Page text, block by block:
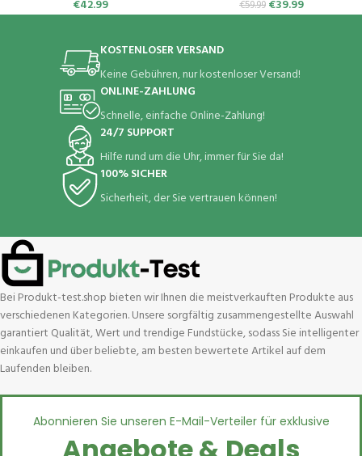
Fitness Tracker iOS Android
€42.99
iOS Android (Schwarz Gold)
€59.99 €39.99
KOSTENLOSER VERSAND
Keine Gebühren, nur kostenloser Versand!
ONLINE-ZAHLUNG
Schnelle, einfache Online-Zahlung!
24/7 SUPPORT
Hilfe rund um die Uhr, immer für Sie da!
100% SICHER
Sicherheit, der Sie vertrauen können!
Bei Produkt-test.shop bieten wir Ihnen die meistverkauften Produkte aus
verschiedenen Kategorien. Unsere sorgfältig zusammengestellte Auswahl
garantiert Qualität, Wert und trendige Fundstücke, sodass Sie intelligenter
einkaufen und über beliebte, am besten bewertete Artikel auf dem
Laufenden bleiben.
Abonnieren Sie unseren E-Mail-Verteiler für exklusive